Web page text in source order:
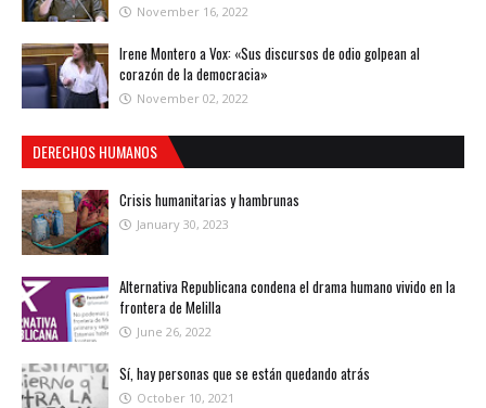
November 16, 2022
Irene Montero a Vox: «Sus discursos de odio golpean al
corazón de la democracia»
November 02, 2022
DERECHOS HUMANOS
Crisis humanitarias y hambrunas
January 30, 2023
Alternativa Republicana condena el drama humano vivido en la
frontera de Melilla
June 26, 2022
Sí, hay personas que se están quedando atrás
October 10, 2021